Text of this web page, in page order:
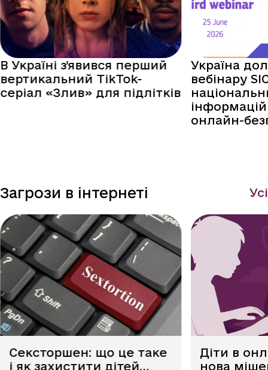
В Україні з’явився перший
вертикальний TikTok-
серіал «Злив» для підлітків
Україна
вебінару
онлайн-
Загрози в інтернеті Усі
Сексторшен: що це таке
і як захистити дітей
Діти в
нова